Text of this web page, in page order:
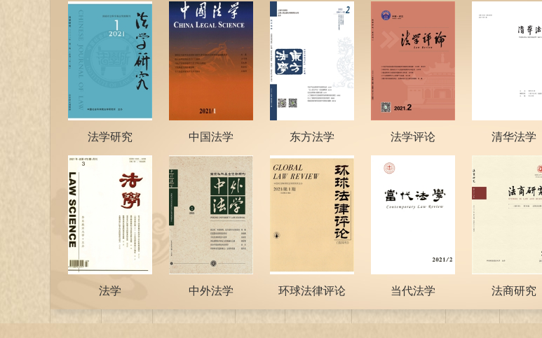
法学研究 中国法学 东方法学 法学评论 清华法学
法学 中外法学 环球法律评论 当代法学 法商研究